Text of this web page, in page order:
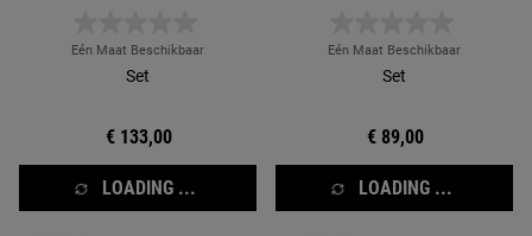
Eén Maat Beschikbaar
Set
€ 133,00
LOADING ...
Eén Maat Beschikbaar
Set
€ 89,00
LOADING ...